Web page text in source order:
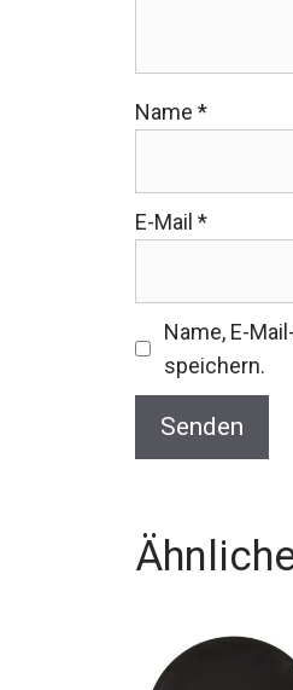
Name *
E-Mail *
Name, E-
speichern.